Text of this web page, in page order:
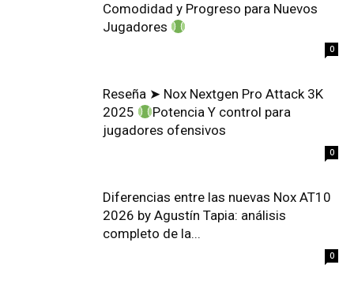
Comodidad y Progreso para Nuevos
Jugadores
0
Reseña ➤ Nox Nextgen Pro Attack 3K
2025
Potencia Y control para
jugadores ofensivos
0
Diferencias entre las nuevas Nox AT10
2026 by Agustín Tapia: análisis
completo de la...
0